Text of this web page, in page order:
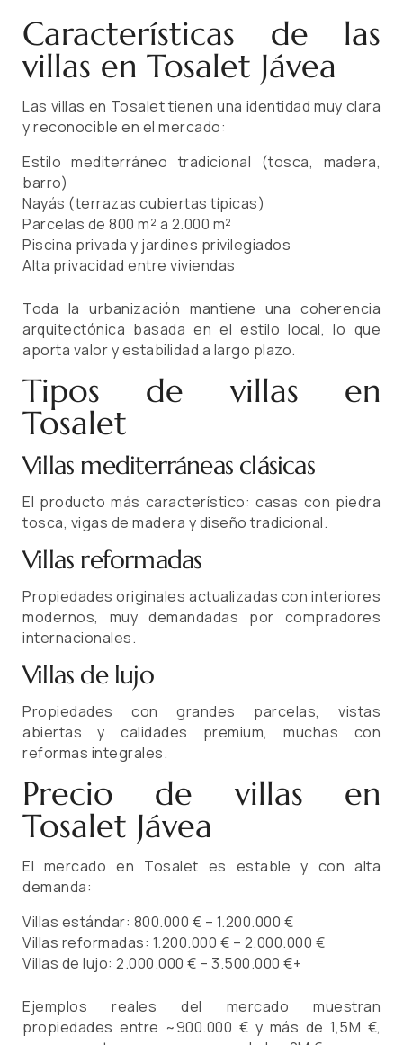
Características de las
villas en Tosalet Jávea
Las villas en Tosalet tienen una identidad muy clara
y reconocible en el mercado:
Estilo mediterráneo tradicional (tosca, madera,
barro)
Nayás (terrazas cubiertas típicas)
Parcelas de 800 m² a 2.000 m²
Piscina privada y jardines privilegiados
Alta privacidad entre viviendas
Toda la urbanización mantiene una coherencia
arquitectónica basada en el estilo local, lo que
aporta valor y estabilidad a largo plazo.
Tipos de villas en
Tosalet
Villas mediterráneas clásicas
El producto más característico: casas con piedra
tosca, vigas de madera y diseño tradicional.
Villas reformadas
Propiedades originales actualizadas con interiores
modernos, muy demandadas por compradores
internacionales.
Villas de lujo
Propiedades con grandes parcelas, vistas
abiertas y calidades premium, muchas con
reformas integrales.
Precio de villas en
Tosalet Jávea
El mercado en Tosalet es estable y con alta
demanda:
Villas estándar: 800.000 € – 1.200.000 €
Villas reformadas: 1.200.000 € – 2.000.000 €
Villas de lujo: 2.000.000 € – 3.500.000 €+
Ejemplos reales del mercado muestran
propiedades entre ~900.000 € y más de 1,5M €,